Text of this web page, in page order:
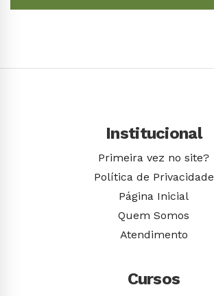
Institucional
Primeira vez no site?
Política de Privacidade
Página Inicial
Quem Somos
Atendimento
Cursos